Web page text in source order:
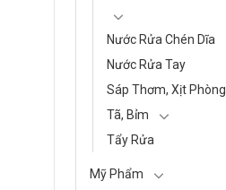
Nước Rửa Chén Dĩa
Nước Rửa Tay
Sáp Thơm, Xịt Phòng
Tã, Bỉm
Tẩy Rửa
Mỹ Phẩm